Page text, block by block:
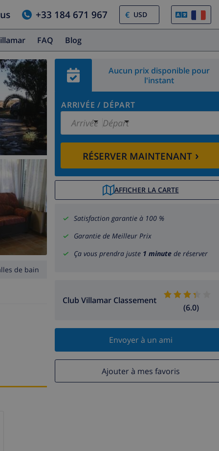
+33 184 671 967 €
FAQ Blog
Aucun prix disponible pour
l'instant
ARRIVÉE / DÉPART
Arrivée Départ
RÉSERVER MAINTENANT›
AFFICHER LA CARTE
Satisfaction garantie à 100 %
Garantie de Meilleur Prix
Ça vous prendra juste 1 minute de réserver
Club Villamar Classement
(6.0)
Envoyer à un ami
Ajouter à mes favoris
de bain